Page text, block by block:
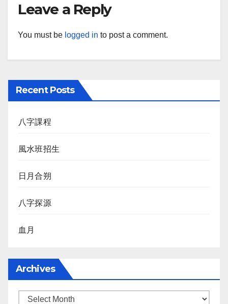
Leave a Reply
You must be logged in to post a comment.
Recent Posts
八字課程
風水班招生
日月合朔
八字探源
血月
Archives
Archives